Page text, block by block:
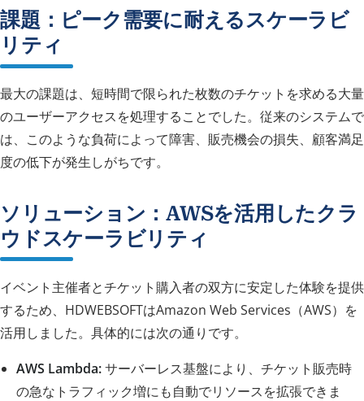
課題：ピーク需要に耐えるスケーラビ
リティ
最大の課題は、短時間で限られた枚数のチケットを求める大量
のユーザーアクセスを処理することでした。従来のシステムで
は、このような負荷によって障害、販売機会の損失、顧客満足
度の低下が発生しがちです。
ソリューション：AWSを活用したクラ
ウドスケーラビリティ
イベント主催者とチケット購入者の双方に安定した体験を提供
するため、HDWEBSOFTはAmazon Web Services（AWS）を
活用しました。具体的には次の通りです。
AWS Lambda:サーバーレス基盤により、チケット販売時
の急なトラフィック増にも自動でリソースを拡張できま